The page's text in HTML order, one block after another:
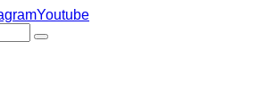
Youtube